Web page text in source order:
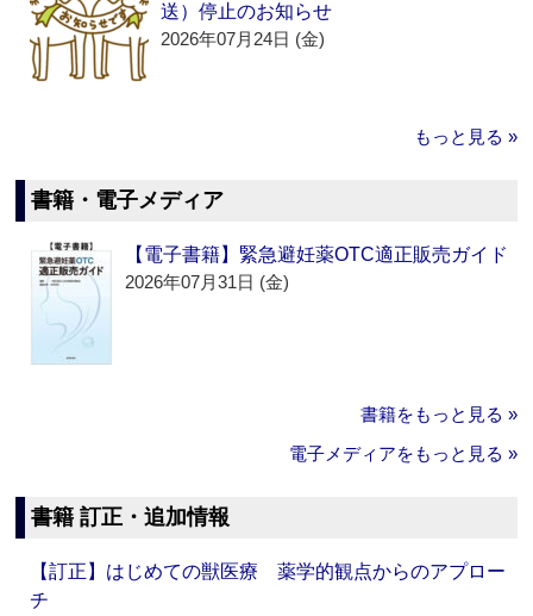
送）停止のお知らせ
2026年07月24日 (金)
もっと見る »
書籍・電子メディア
【電子書籍】緊急避妊薬OTC適正販売ガイド
2026年07月31日 (金)
書籍をもっと見る »
電子メディアをもっと見る »
書籍 訂正・追加情報
【訂正】はじめての獣医療 薬学的観点からのアプロー
チ